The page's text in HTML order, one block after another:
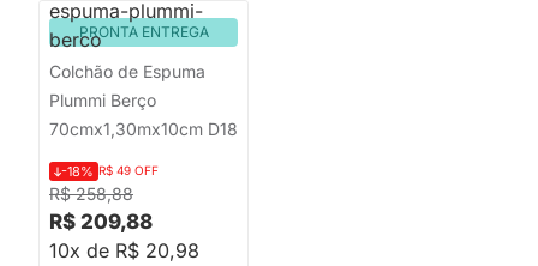
PRONTA ENTREGA
Colchão de Espuma
Plummi Berço
70cmx1,30mx10cm D18
R$ 258,88
-18% R$ 49 OFF
R$ 209,88
10x de R$ 20,98